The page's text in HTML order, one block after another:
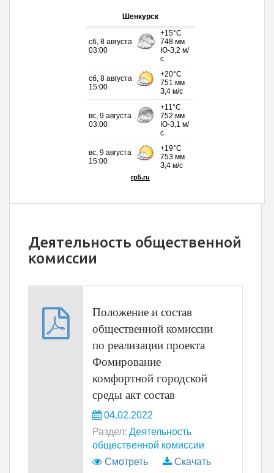
Шенкурск
Деятельность общественной
комиссии
Положение и состав
общественной комиссии
по реализации проекта
Фомирование
комфортной городской
среды акт состав
04.02.2022
Раздел: Деятельность
общественной комиссии
Смотреть
Скачать